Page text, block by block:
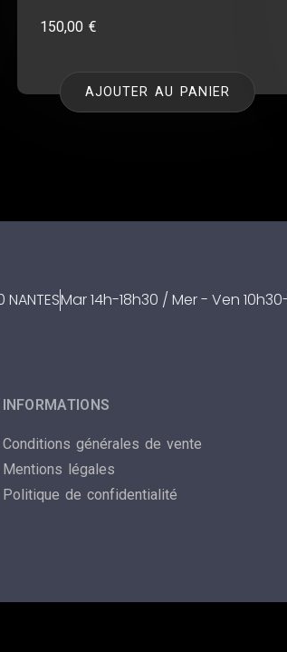
150,00€
AJOUTER AU PANIER
Mar 14h-18h30 / Mer - Ven
INFORMATIONS
Conditions générales de vente
Mentions légales
Politique de confidentialité